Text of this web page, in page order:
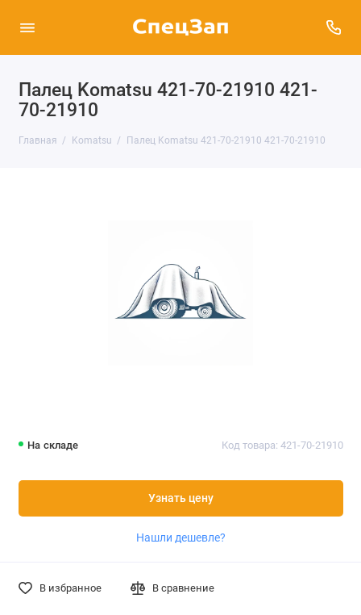
Палец Komatsu 421-70-21910 421-
70-21910
Главная Komatsu Палец Komatsu 421-70-21910 421-70-21910
На складе Код товара: 421-70-21910
Узнать цену
Нашли дешевле?
В избранное В сравнение